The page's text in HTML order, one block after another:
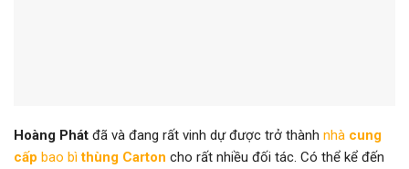
Hoàng Phát đã và đang rất vinh dự được trở thành nhà cung
cấp bao bìthùng Carton cho rất nhiều đối tác. Có thể kể đến